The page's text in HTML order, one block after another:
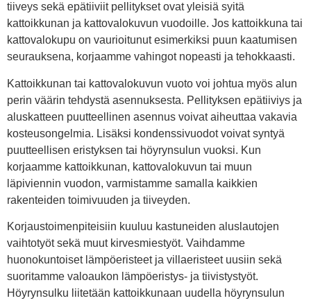
tiiveys sekä epätiiviit pellitykset ovat yleisiä syitä
kattoikkunan ja kattovalokuvun vuodoille. Jos kattoikkuna tai
kattovalokupu on vaurioitunut esimerkiksi puun kaatumisen
seurauksena, korjaamme vahingot nopeasti ja tehokkaasti.
Kattoikkunan tai kattovalokuvun vuoto voi johtua myös alun
perin väärin tehdystä asennuksesta. Pellityksen epätiiviys ja
aluskatteen puutteellinen asennus voivat aiheuttaa vakavia
kosteusongelmia. Lisäksi kondenssivuodot voivat syntyä
puutteellisen eristyksen tai höyrynsulun vuoksi. Kun
korjaamme kattoikkunan, kattovalokuvun tai muun
läpiviennin vuodon, varmistamme samalla kaikkien
rakenteiden toimivuuden ja tiiveyden.
Korjaustoimenpiteisiin kuuluu kastuneiden aluslautojen
vaihtotyöt sekä muut kirvesmiestyöt. Vaihdamme
huonokuntoiset lämpöeristeet ja villaeristeet uusiin sekä
suoritamme valoaukon lämpöeristys- ja tiivistystyöt.
Höyrynsulku liitetään kattoikkunaan uudella höyrynsulun